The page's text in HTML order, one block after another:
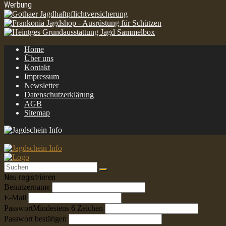
Werbung
Home
Über uns
Kontakt
Impressum
Newsletter
Datenschutzerklärung
AGB
Sitemap
Neu registrieren
Benutzername
E-Mail
PasswortMindestens 6 Zeichen
Passwort bestätigen